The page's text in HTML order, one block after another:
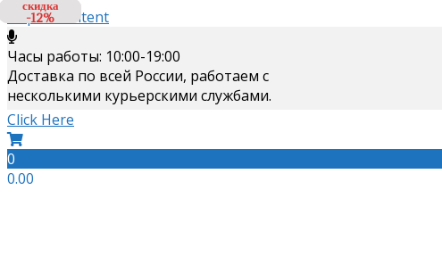
Skip to content
Часы работы: 10:00-19:00
Доставка по всей России, работаем с
несколькими курьерскими службами.
Click Here
0
0.00
скидка
-13%
скидка
-12%